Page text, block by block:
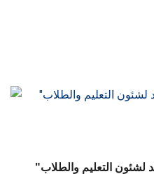
"الخطيب " قائما بعمل أمين مساعد لشئون التعليم والطلاب